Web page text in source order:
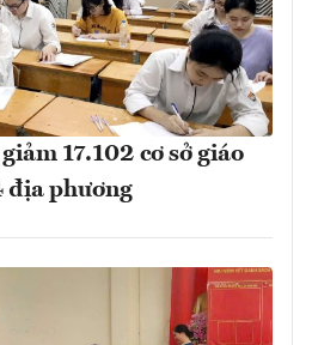
17.102 cơ sở giáo
địa phương